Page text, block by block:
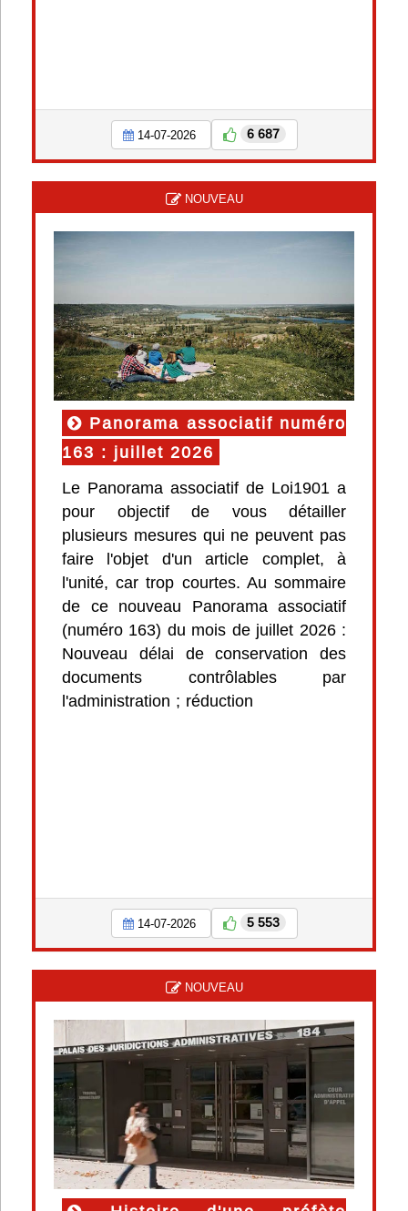
14-07-2026 6 687
NOUVEAU
Panorama associatif numéro
163 : juillet 2026
Le Panorama associatif de Loi1901 a
pour objectif de vous détailler
plusieurs mesures qui ne peuvent pas
faire l'objet d'un article complet, à
l'unité, car trop courtes. Au sommaire
de ce nouveau Panorama associatif
(numéro 163) du mois de juillet 2026 :
Nouveau délai de conservation des
documents contrôlables par
l'administration ; réduction
14-07-2026 5 553
NOUVEAU